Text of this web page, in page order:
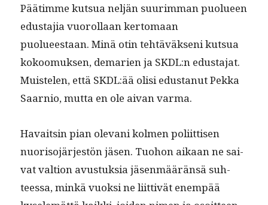
Pää­timme kut­sua neljän suurim­man puolueen
edus­ta­jia vuorol­laan ker­tomaan
puolueestaan. Minä otin tehtäväk­seni kut­sua
kokoomuk­sen, demarien ja SKDL:n edus­ta­jat.
Muis­te­len, että SKDL:ää olisi edus­tanut Pekka
Saarnio, mut­ta en ole aivan varma.
Havaitsin pian ole­vani kol­men poli­it­tisen
nuoriso­jär­jestön jäsen. Tuo­hon aikaan ne sai­
vat val­tion avus­tuk­sia jäsen­määrän­sä suh­
teessa, minkä vuok­si ne liit­tivät enem­pää